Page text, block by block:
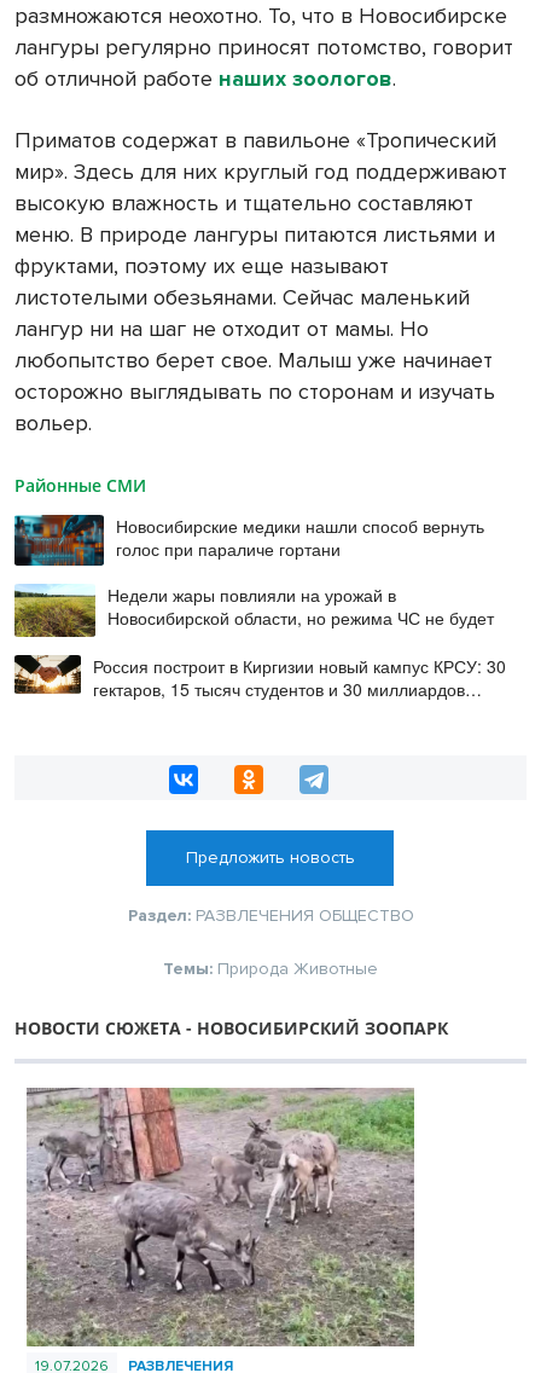
размножаются неохотно. То, что в Новосибирске
лангуры регулярно приносят потомство, говорит
об отличной работе наших зоологов.
Приматов содержат в павильоне «Тропический
мир». Здесь для них круглый год поддерживают
высокую влажность и тщательно составляют
меню. В природе лангуры питаются листьями и
фруктами, поэтому их еще называют
листотелыми обезьянами. Сейчас маленький
лангур ни на шаг не отходит от мамы. Но
любопытство берет свое. Малыш уже начинает
осторожно выглядывать по сторонам и изучать
вольер.
Районные СМИ
Новосибирские медики нашли способ вернуть
голос при параличе гортани
Недели жары повлияли на урожай в
Новосибирской области, но режима ЧС не будет
Россия построит в Киргизии новый кампус КРСУ: 30
гектаров, 15 тысяч студентов и 30 миллиардов
Предложить новость
Раздел: РАЗВЛЕЧЕНИЯ ОБЩЕСТВО
Темы: Природа Животные
НОВОСТИ СЮЖЕТА - НОВОСИБИРСКИЙ ЗООПАРК
19.07.2026 РАЗВЛЕЧЕНИЯ